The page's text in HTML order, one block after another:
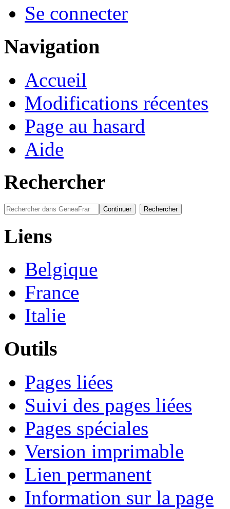
Se connecter
Navigation
Accueil
Modifications récentes
Page au hasard
Aide
Rechercher
Liens
Belgique
France
Italie
Outils
Pages liées
Suivi des pages liées
Pages spéciales
Version imprimable
Lien permanent
Information sur la page